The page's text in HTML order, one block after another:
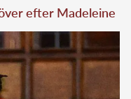
efter Madeleine